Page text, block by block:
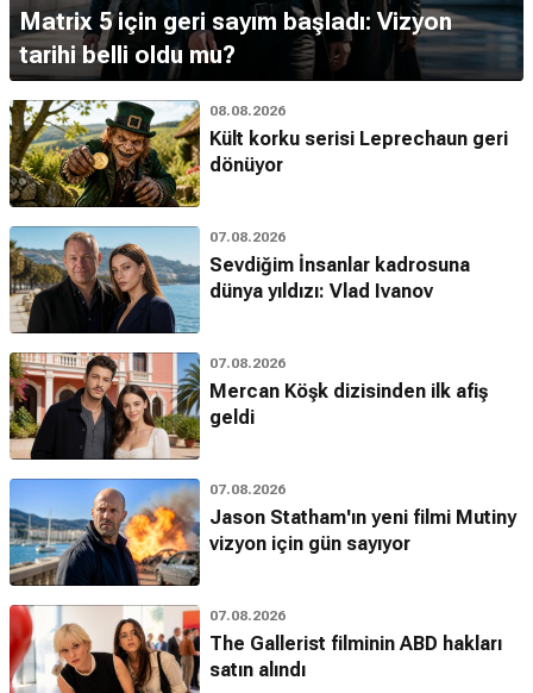
Matrix 5 için geri sayım başladı: Vizyon
tarihi belli oldu mu?
08.08.2026
Kült korku serisi Leprechaun geri
dönüyor
07.08.2026
Sevdiğim İnsanlar kadrosuna
dünya yıldızı: Vlad Ivanov
07.08.2026
Mercan Köşk dizisinden ilk afiş
geldi
07.08.2026
Jason Statham'ın yeni filmi Mutiny
vizyon için gün sayıyor
07.08.2026
The Gallerist filminin ABD hakları
satın alındı